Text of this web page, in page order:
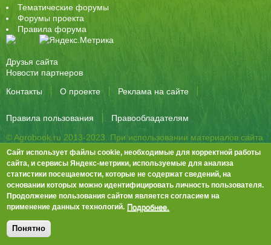
Тематические форумы
Форумы проекта
Правила форума
Друзья сайта
Новости партнеров
Контакты
О проекте Реклама на сайте
Правила пользования
Правообладателям
© Agrobook.ru 2013-2023. При использовании материалов сайта
активная ссылка на публикацию обязательна.
344000, Ростов-на-Дону, ул. Города Волос, д.6, 8 этаж, офис 803
Тел./факс: +7 (863) 282-83-13 e-mail:info@agrobook.ru
Возрастная категория сайта: 16+. Объявления на сайте не
премодерируются.Положение о защите персональных данных
Гала Алиевна Каймакчи – редактор, тел.: (863) 282-83-13
info@agrobook.ru
Сайт использует файлы cookie, необходимые для корректной работы
сайта, и сервисы Яндекс-метрики, используемые для анализа
статистики посещаемости, которые не содержат сведений, на
основании которых можно идентифицировать личность пользователя.
Продолжение пользования сайтом является согласием на
применение данных технологий. Подробнее.
Понятно